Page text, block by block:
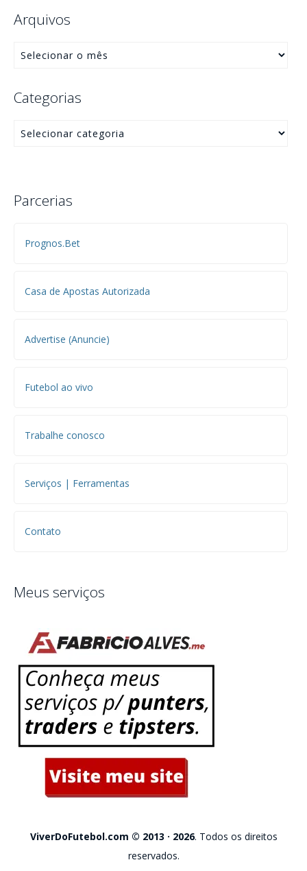
Arquivos
Categorias
Parcerias
Prognos.Bet
Casa de Apostas Autorizada
Advertise (Anuncie)
Futebol ao vivo
Trabalhe conosco
Serviços | Ferramentas
Contato
Meus serviços
ViverDoFutebol.com © 2013 · 2026. Todos os direitos
reservados.